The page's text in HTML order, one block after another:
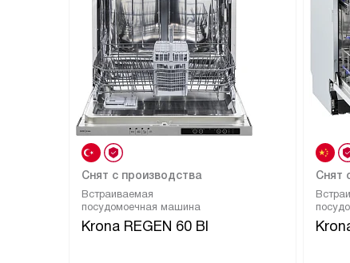
Встраиваемая
посудомоечная машина
Krona REGEN 60 BI
Снят с производства Снят